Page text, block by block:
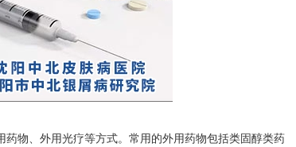
物、外用光疗等方式。常用的外用药物包括类固醇类药